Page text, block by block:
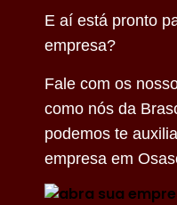
E aí está pronto
empresa?
Fale com os
como nós da
podemos te
empresa em